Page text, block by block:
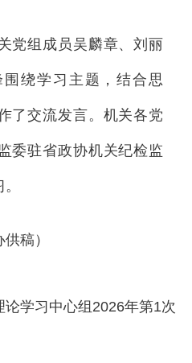
组成员吴麟章、刘丽
绕学习主题，结合思
了交流发言。机关各党
委驻省政协机关纪检监
稿）
学习中心组2026年第1次